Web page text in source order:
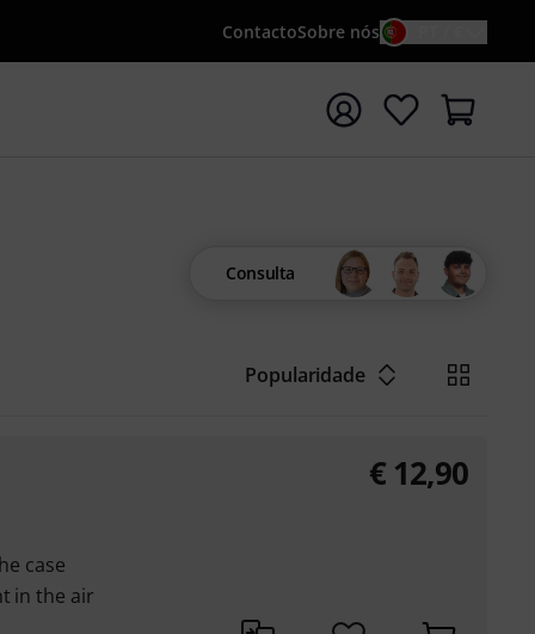
ContactoSobre nós
pesquisa com o termo de pesquisa {searchTerm}
Consulta
Popularidade
case
in the air
€ 12,90